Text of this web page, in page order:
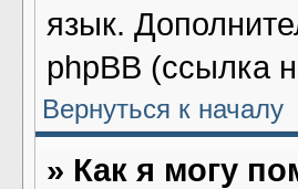
язык.
phpBB (ссылка
Вернуться к началу
» Как я могу